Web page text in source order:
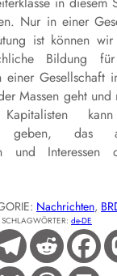
Nur in einer
ist können wir
Bildung
einer Gesellschaft
Massen geht
geben, das
und Interessen
Nachrichten,
SCHLAGWÖRTER: de-DE